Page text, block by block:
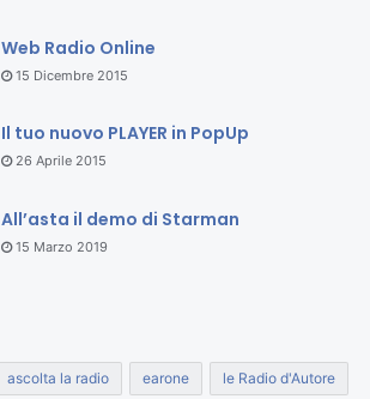
Web Radio Online
15 Dicembre 2015
Il tuo nuovo PLAYER in PopUp
26 Aprile 2015
All’asta il demo di Starman
15 Marzo 2019
ascolta la radio earone le Radio d'Autore